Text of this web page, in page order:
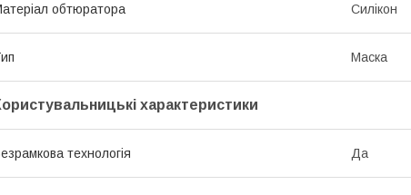
обтюратора Силікон
Маска
характеристики
технологія Да